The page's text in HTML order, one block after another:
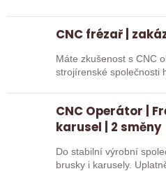
CNC frézař |
Máte zkušenost s CNC
strojírenské společnosti
CNC Operátor |
karusel | 2 směny
Do stabilní výrobní
brusky i karusely.